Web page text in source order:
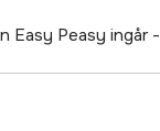
Easy Peasy ingår -